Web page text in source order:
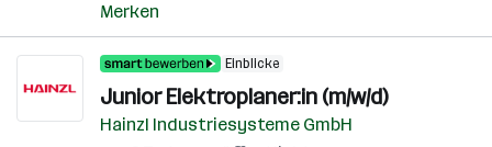
Merken
Einblicke
Junior Elektroplaner:in (m/w/d)
Hainzl Industriesysteme GmbH